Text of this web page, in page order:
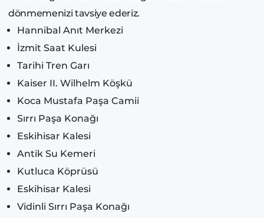
dönmemenizi tavsiye ederiz.
Hannibal Anıt Merkezi
İzmit Saat Kulesi
Tarihi Tren Garı
Kaiser II. Wilhelm Köşkü
Koca Mustafa Paşa Camii
Sırrı Paşa Konağı
Eskihisar Kalesi
Antik Su Kemeri
Kutluca Köprüsü
Eskihisar Kalesi
Vidinli Sırrı Paşa Konağı